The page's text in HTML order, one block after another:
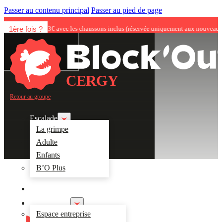
Passer au contenu principal Passer au pied de page
1ère fois ?
23€ avec les chaussons inclus (réservée uniquement aux nouveaux clients) ;
CERGY
Retour au groupe
Escalade
La grimpe
Adulte
Enfants
B’O Plus
Espace entreprise